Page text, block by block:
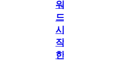
워
드
시
작
한